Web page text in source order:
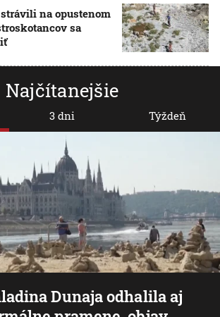
na opustenom
sa
Najčítanejšie
Dunaja odhalila aj
3 dni Týždeň